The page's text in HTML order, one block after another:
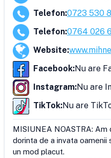
Telefon:0723 530
Telefon:0764 026
Website:
Facebook:Nu are
Instagram:Nu are
TikTok:Nu are
MISIUNEA NOASTRA:
dorinta de a invata oamenii
un mod placut.